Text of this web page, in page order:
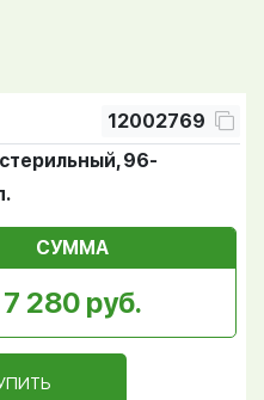
12002769
96-
СУММА
7 280 руб.